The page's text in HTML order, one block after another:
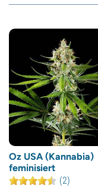
Oz USA (Kannabia)
feminisiert
(2)